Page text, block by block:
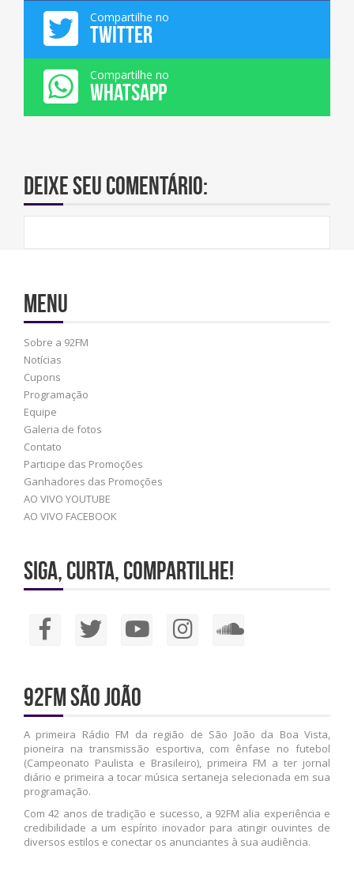
Compartilhe no
TWITTER
Compartilhe no
WHATSAPP
Deixe seu comentário:
Menu
Sobre a 92FM
Notícias
Cupons
Programação
Equipe
Galeria de fotos
Contato
Participe das Promoções
Ganhadores das Promoções
AO VIVO YOUTUBE
AO VIVO FACEBOOK
Siga, Curta, Compartilhe!
92FM São João
A primeira Rádio FM da região de São João da Boa Vista,
pioneira na transmissão esportiva, com ênfase no futebol
(Campeonato Paulista e Brasileiro), primeira FM a ter jornal
diário e primeira a tocar música sertaneja selecionada em sua
programação.
Com 42 anos de tradição e sucesso, a 92FM alia experiência e
credibilidade a um espírito inovador para atingir ouvintes de
diversos estilos e conectar os anunciantes à sua audiência.